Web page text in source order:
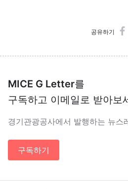
공유하기
MICE G Letter를
구독하고 이메일로 받아보
경기관광공사에서 발행하는 뉴스
구독하기